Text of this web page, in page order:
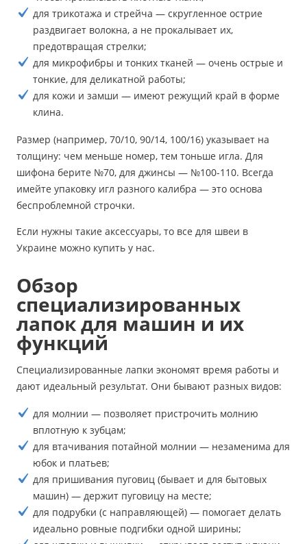
для трикотажа и стрейча — скругленное острие
раздвигает волокна, а не прокалывает их,
предотвращая стрелки;
для микрофибры и тонких тканей — очень острые и
тонкие, для деликатной работы;
для кожи и замши — имеют режущий край в форме
клина.
Размер (например, 70/10, 90/14, 100/16) указывает на
толщину: чем меньше номер, тем тоньше игла. Для
шифона берите №70, для джинсы — №100-110. Всегда
имейте упаковку игл разного калибра — это основа
беспроблемной строчки.
Если нужны такие аксессуары, то все для швеи в
Украине можно купить у нас.
Обзор
специализированных
лапок для машин и их
функций
Специализированные лапки экономят время работы и
дают идеальный результат. Они бывают разных видов:
для молнии — позволяет пристрочить молнию
вплотную к зубцам;
для втачивания потайной молнии — незаменима для
юбок и платьев;
для пришивания пуговиц (бывает и для бытовых
машин) — держит пуговицу на месте;
для подрубки (с направляющей) — помогает делать
идеально ровные подгибки одной ширины;